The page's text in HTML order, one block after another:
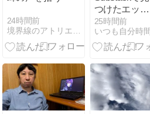
24時間前
境界線のアトリエ -The Muted World-
つけたエッセ
イ｜今日のエ
ッセイ・ラッ
ク Vol.27
25時間前